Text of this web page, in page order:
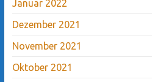
Januar 2022
Dezember 2021
November 2021
Oktober 2021